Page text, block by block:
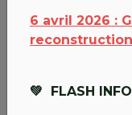
6 avril 2026 :
💚 FLASH
💚#teamiledor💚